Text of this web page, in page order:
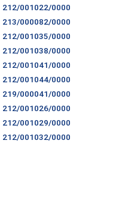
212/001022/0000
213/000082/0000
212/001035/0000
212/001038/0000
212/001041/0000
212/001044/0000
219/000041/0000
212/001026/0000
212/001029/0000
212/001032/0000